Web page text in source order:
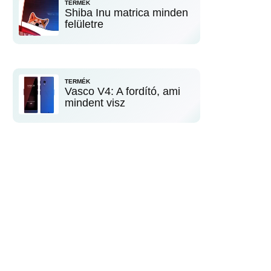
TERMÉK
Shiba Inu matrica minden
felületre
TERMÉK
Vasco V4: A fordító, ami
mindent visz